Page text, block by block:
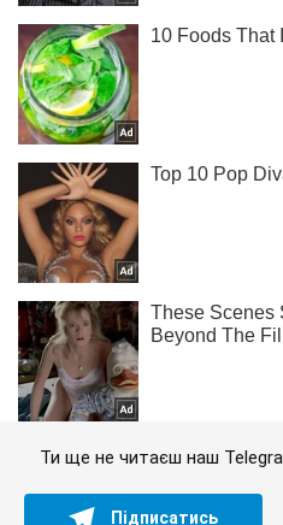
Ти ще не читаєш наш
Підписатись